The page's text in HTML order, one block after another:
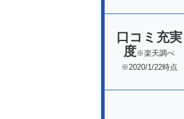
口コミ充実
度※楽天調べ
※2020/1/22時点